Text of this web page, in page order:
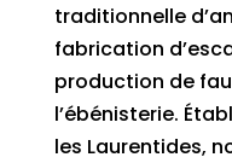
traditionnelle
fabrication
production de
l’ébénisterie.
les Laurentides,